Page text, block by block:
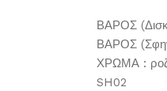
ΒΑΡΟΣ
ΒΑΡΟΣ
ΧΡΩΜΑ : ροζ,
SH02